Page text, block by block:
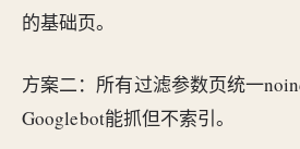
的基础页。
方案二：所有过滤参数页统一
Googlebot能抓但不索引。